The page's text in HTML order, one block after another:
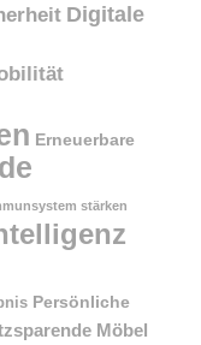
Digitale
Erneuerbare
stärken
Persönliche
Möbel